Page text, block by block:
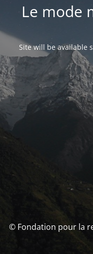
Le mode
Site will be available
© Fondation pour la